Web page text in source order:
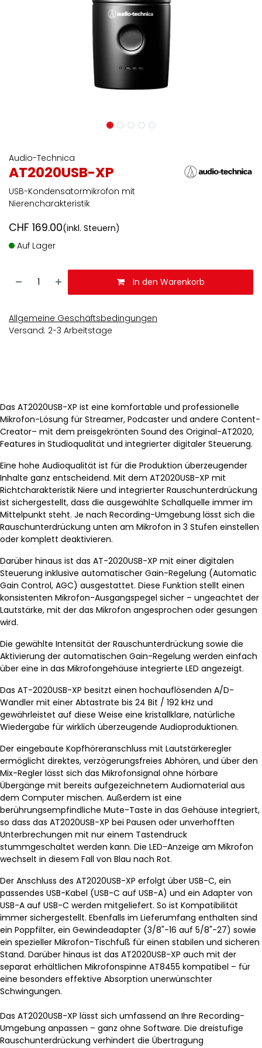
Audio-Technica
AT2020USB-XP
USB-Kondensatormikrofon mit
Nierencharakteristik
CHF 169.00(inkl. Steuern)
Auf Lager
In den Warenkorb
Allgemeine Geschäftsbedingungen
Versand: 2-3 Arbeitstage
Das AT2020USB-XP ist eine komfortable und professionelle
Mikrofon-Lösung für Streamer, Podcaster und andere Content-
Creator– mit dem preisgekrönten Sound des Original-AT2020,
Features in Studioqualität und integrierter digitaler Steuerung.
Eine hohe Audioqualität ist für die Produktion überzeugender
Inhalte ganz entscheidend. Mit dem AT2020USB-XP mit
Richtcharakteristik Niere und integrierter Rauschunterdrückung
ist sichergestellt, dass die ausgewählte Schallquelle immer im
Mittelpunkt steht. Je nach Recording-Umgebung lässt sich die
Rauschunterdrückung unten am Mikrofon in 3 Stufen einstellen
oder komplett deaktivieren.
Darüber hinaus ist das AT-2020USB-XP mit einer digitalen
Steuerung inklusive automatischer Gain-Regelung (Automatic
Gain Control, AGC) ausgestattet. Diese Funktion stellt einen
konsistenten Mikrofon-Ausgangspegel sicher – ungeachtet der
Lautstärke, mit der das Mikrofon angesprochen oder gesungen
wird.
Die gewählte Intensität der Rauschunterdrückung sowie die
Aktivierung der automatischen Gain-Regelung werden einfach
über eine in das Mikrofongehäuse integrierte LED angezeigt.
Das AT-2020USB-XP besitzt einen hochauflösenden A/D-
Wandler mit einer Abtastrate bis 24 Bit / 192 kHz und
gewährleistet auf diese Weise eine kristallklare, natürliche
Wiedergabe für wirklich überzeugende Audioproduktionen.
Der eingebaute Kopfhöreranschluss mit Lautstärkeregler
ermöglicht direktes, verzögerungsfreies Abhören, und über den
Mix-Regler lässt sich das Mikrofonsignal ohne hörbare
Übergänge mit bereits aufgezeichnetem Audiomaterial aus
dem Computer mischen. Außerdem ist eine
berührungsempfindliche Mute-Taste in das Gehäuse integriert,
so dass das AT2020USB-XP bei Pausen oder unverhofften
Unterbrechungen mit nur einem Tastendruck
stummgeschaltet werden kann. Die LED-Anzeige am Mikrofon
wechselt in diesem Fall von Blau nach Rot.
Der Anschluss des AT2020USB-XP erfolgt über USB-C, ein
passendes USB-Kabel (USB-C auf USB-A) und ein Adapter von
USB-A auf USB-C werden mitgeliefert. So ist Kompatibilität
immer sichergestellt. Ebenfalls im Lieferumfang enthalten sind
ein Poppfilter, ein Gewindeadapter (3/8"-16 auf 5/8"-27) sowie
ein spezieller Mikrofon-Tischfuß für einen stabilen und sicheren
Stand. Darüber hinaus ist das AT2020USB-XP auch mit der
separat erhältlichen Mikrofonspinne AT8455 kompatibel – für
eine besonders effektive Absorption unerwünschter
Schwingungen.
Das AT2020USB-XP lässt sich umfassend an Ihre Recording-
Umgebung anpassen – ganz ohne Software. Die dreistufige
Rauschunterdrückung verhindert die Übertragung